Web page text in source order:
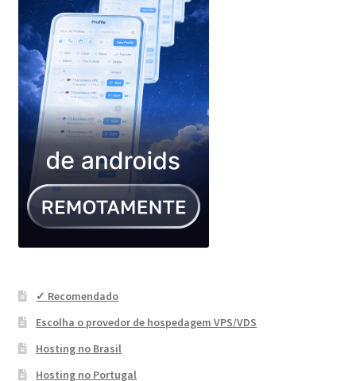
✓ Recomendado
Escolha o provedor de hospedagem VPS/VDS
Hosting no Brasil
Hosting no Portugal